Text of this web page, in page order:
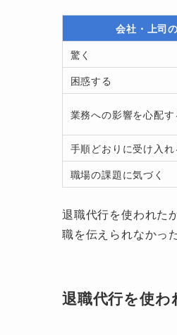
会社・上司
驚く
困惑する
業務への影響を心配す
手順どおりに受け入れ
職場の課題に気づく
退職代行を使われた
職を伝えられなかっ
退職代行を使